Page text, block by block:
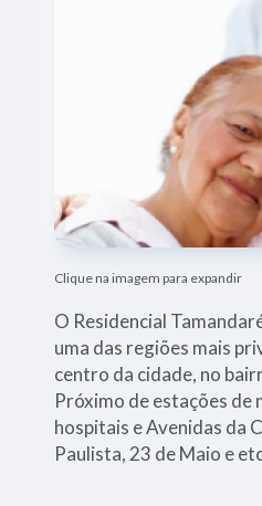
Clique na imagem para expandir
O Residencial
uma das regiões mais
centro da cidade, no
Próximo de estações de
hospitais e Avenidas da
Paulista, 23 de Maio e